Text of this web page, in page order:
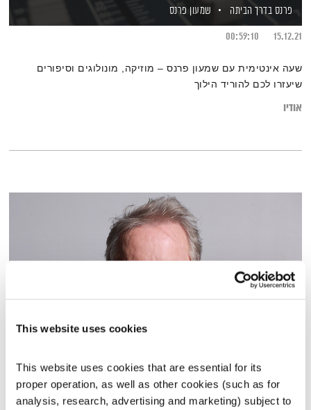
This website uses cookies
This website uses cookies that are essential for its
proper operation, as well as other cookies (such as for
analysis, research, advertising and marketing) subject to
פרנס בדרך הביתה
שמעון פרנס
15.12.21
00:59:10
שעה אינטימית עם שמעון פרנס – מוזיקה, מונולוגים וסיפורים
שיעזרו לכם להוריד הילוך
אודיו
עכשיו באים?!
טלי פולק
11.02.16
00:59:07